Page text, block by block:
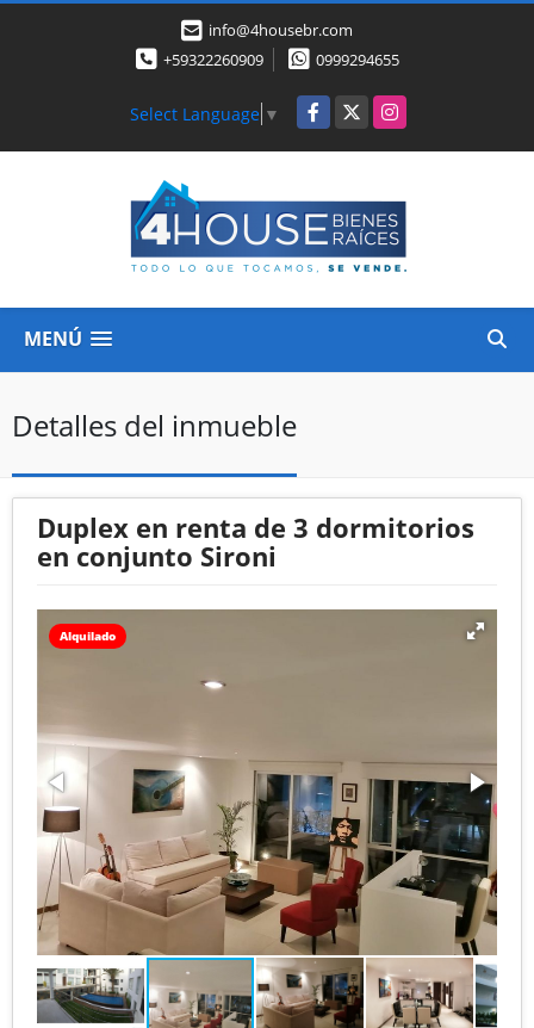
info@4housebr.com
+59322260909
0999294655
Select Language ▼ Facebook
X Instagram
MENÚ
Detalles del inmueble
Duplex en renta de 3 dormitorios
en conjunto Sironi
Alquilado